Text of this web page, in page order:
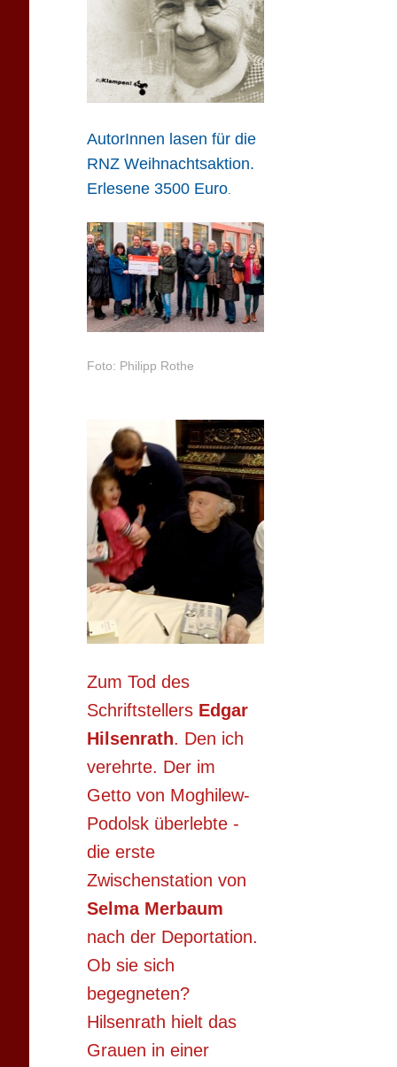
AutorInnen lasen für die
RNZ Weihnachtsaktion.
Erlesene 3500 Euro.
Foto: Philipp Rothe
Zum Tod des
Schriftstellers Edgar
Hilsenrath. Den ich
verehrte. Der im
Getto von Moghilew-
Podolsk überlebte -
die erste
Zwischenstation von
Selma Merbaum
nach der Deportation.
Ob sie sich
begegneten?
Hilsenrath hielt das
Grauen in einer